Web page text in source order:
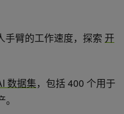
手臂的工作速度，探索 开
数据集，包括 400 个用于